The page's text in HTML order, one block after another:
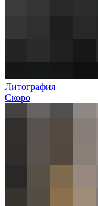
Литография
Скоро